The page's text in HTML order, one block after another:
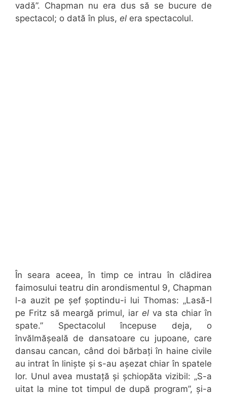
vadă”. Chapman nu era dus să se bucure de
spectacol; o dată în plus, el era spectacolul.
În seara aceea, în timp ce intrau în clădirea
faimosului teatru din arondismentul 9, Chapman
l-a auzit pe șef șoptindu-i lui Thomas: „Lasă-l
pe Fritz să meargă primul, iar elva sta chiar în
spate.” Spectacolul începuse deja, o
învălmășeală de dansatoare cu jupoane, care
dansau cancan, când doi bărbați în haine civile
au intrat în liniște și s-au așezat chiar în spatele
lor. Unul avea mustață și șchiopăta vizibil: „S-a
uitat la mine tot timpul de după program”, și-a